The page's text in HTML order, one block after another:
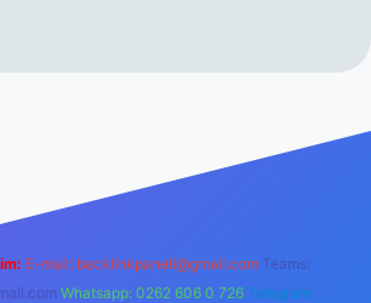
E-mail: backlinkpaneli@gmail.com Teams:
Whatsapp: 0262 606 0 726 Telegram: